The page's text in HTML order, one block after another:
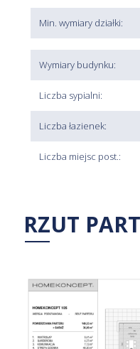
Min. wymiary działki:
Wymiary budynku:
Liczba sypialni:
Liczba łazienek:
Liczba miejsc post.:
RZUT